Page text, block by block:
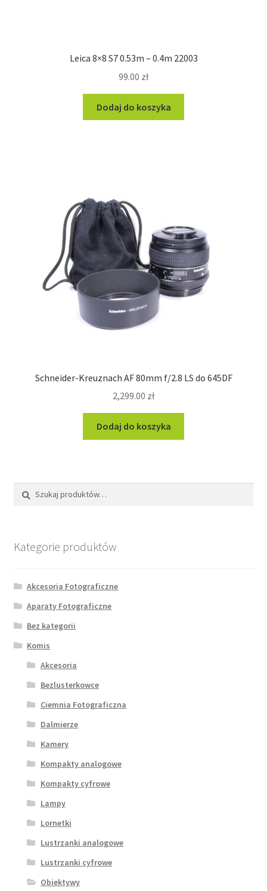
Leica 8×8 S7 0.53m – 0.4m 22003
99.00 zł
Dodaj do koszyka
Schneider-Kreuznach AF 80mm f/2.8 LS do 645DF
2,299.00 zł
Dodaj do koszyka
Szukaj:
Szukaj
Kategorie produktów
Akcesoria Fotograficzne
Aparaty Fotograficzne
Bez kategorii
Komis
Akcesoria
Bezlusterkowce
Ciemnia Fotograficzna
Dalmierze
Kamery
Kompakty analogowe
Kompakty cyfrowe
Lampy
Lornetki
Lustrzanki analogowe
Lustrzanki cyfrowe
Obiektywy